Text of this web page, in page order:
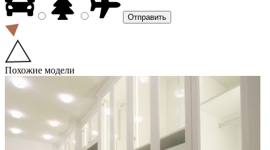
Похожие модели